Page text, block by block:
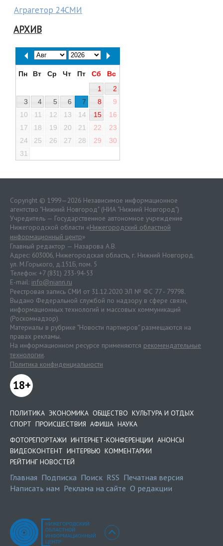
Аграгетор 24СМИ
АРХИВ
Пн Вт Ср Чт Пт Сб
Вс
1
2
3
4 5 6 7 8
9
10
11 12 13 14 15
16
17
18 19 20 21 22
23
24
25 26 27 28 29
30
31
Copyright © 1999—2026 Независимое информационное
агентство "Нижний Новгород" (НИА "Нижний Новгород")
Учредитель — Государственное автономное учреждение
Нижегородской области «Нижегородский областной
информационный центр»
Главный редактор — Назарова А.В.
Адрес: 603006, Нижегородская область, г. Нижний Новгород.
ул. М.Горького, д.151Б, пом. 5
Телефон: +7 (831) 233-94-53
E-mail: info@niann.ru
Реестровая запись СМИ от 31.12.2020 ЭЛ № ФС 77 - 79798.
Выдано Федеральной службой по надзору в сфере связи,
информационных технологий и массовых коммуникаций
(Роскомнадзор).
Материалы в рубрике "Новости партнеров" размещаются на
правах рекламы.
На информационном ресурсе применяются рекомендательные
технологии.
Политика конфиденциальности
18+
ПОЛИТИКА ЭКОНОМИКА ОБЩЕСТВО КУЛЬТУРА И ОТДЫХ
СПОРТ ПРОИСШЕСТВИЯ АФИША НАУКА
ФОТОРЕПОРТАЖИ ИНТЕРНЕТ-КОНФЕРЕНЦИИ АНОНСЫ
ВИДЕОКОНТЕНТ ИНТЕРВЬЮ КОММЕНТАРИИ
РЕЙТИНГ НОВОСТЕЙ
Главная Подписка Поиск RSS Печатная версия
Написать нам Реклама на сайте О редакции